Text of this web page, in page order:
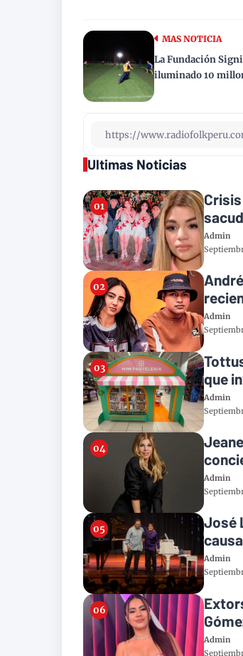
MAS NOTICIA
La Fundación
iluminado 10
Ultimas Noticias
Admin
Admin
que
Admin
Admin
José
Admin
Admin